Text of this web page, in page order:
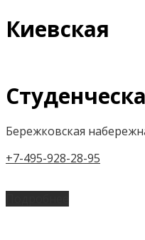
Киевская
Бережковская
+7-495-928-28-95